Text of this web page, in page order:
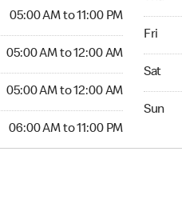
05:00 AM to 11:00 PM
05:00 AM to 12:00 AM
05:00 AM to 12:00 AM
06:00 AM to 11:00 PM
Fri
Sat
Sun